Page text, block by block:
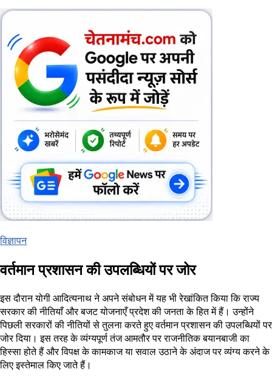
विज्ञापन
वर्तमान प्रशासन की उपलब्धियों पर जोर
इस दौरान योगी आदित्यनाथ ने अपने संबोधन में यह भी रेखांकित किया कि राज्य
सरकार की नीतियाँ और बजट योजनाएँ प्रदेश की जनता के हित में हैं। उन्होंने
पिछली सरकारों की नीतियों से तुलना करते हुए वर्तमान प्रशासन की उपलब्धियों पर
जोर दिया। इस तरह के व्यंग्यपूर्ण तंज आमतौर पर राजनीतिक बयानबाजी का
हिस्सा होते हैं और विपक्ष के कामकाज या सवाल उठाने के अंदाज पर व्यंग्य करने के
लिए इस्तेमाल किए जाते हैं।